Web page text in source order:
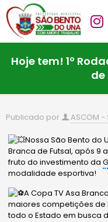
Hoje tem! 1º
de
Publicado por ASCOM -
Nossa São Bento do
Branca de Futsal, após 9
fruto do investimento da
modalidade esportiva!
A Copa TV Asa
maiores competições de
todo o Estado em busca